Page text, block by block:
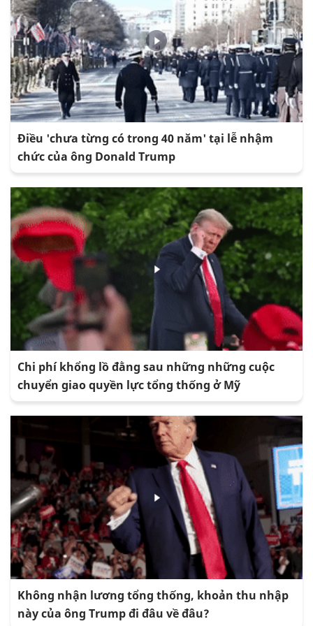
Điều 'chưa từng có trong 40 năm' tại lễ nhậm
chức của ông Donald Trump
Chi phí khổng lồ đằng sau những những cuộc
chuyển giao quyền lực tổng thống ở Mỹ
Không nhận lương tổng thống, khoản thu nhập
này của ông Trump đi đâu về đâu?